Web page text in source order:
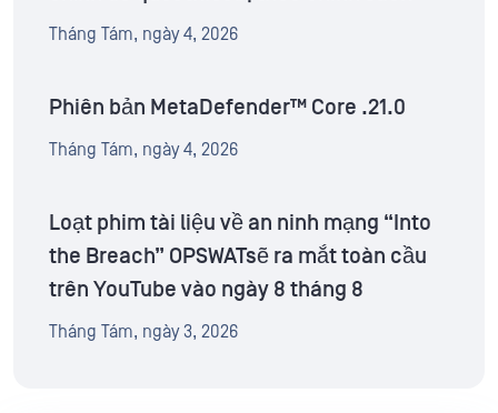
Tháng Tám, ngày 4, 2026
Phiên bản MetaDefender™ Core .21.0
Tháng Tám, ngày 4, 2026
Loạt phim tài liệu về an ninh mạng “Into
the Breach” OPSWATsẽ ra mắt toàn cầu
trên YouTube vào ngày 8 tháng 8
Tháng Tám, ngày 3, 2026